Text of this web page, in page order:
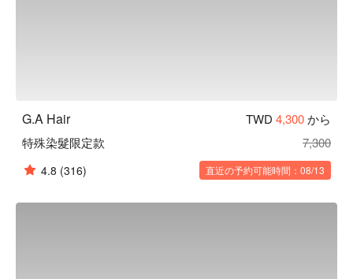
G.A Hair TWD 4,300から
特殊染髮限定款
7,300
4.8 (316) 直近の予約可能時間：08/13